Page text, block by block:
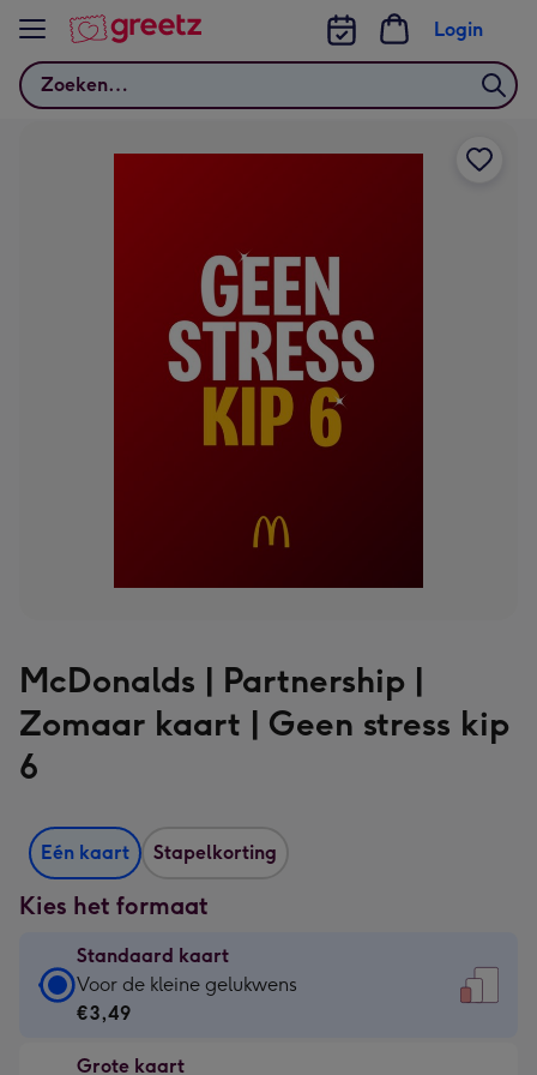
Bekijk meer
Zoeken
Login
McDonalds | Partnership |
Zomaar kaart | Geen stress kip
6
Eén kaart Stapelkorting
Kies het formaat
Standaard kaart
Standaard
kaart
€3,49
Voor de kleine gelukwens
€3,49
Grote kaart